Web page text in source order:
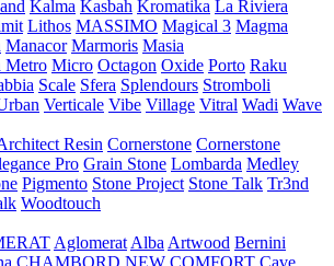
Kalma Kasbah Kromatika La Riviera
Lithos MASSIMO Magical 3 Magma
Manacor Marmoris Masia
Metro Micro Octagon Oxide Porto Raku
Scale Sfera Splendours Stromboli
Verticale Vibe Village Vitral Wadi Wave
Resin Cornerstone Cornerstone
Pro Grain Stone Lombarda Medley
Pigmento Stone Project Stone Talk Tr3nd
Woodtouch
Aglomerat Alba Artwood Bernini